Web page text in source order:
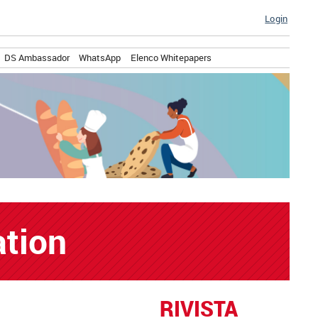
Login
DS Ambassador WhatsApp Elenco Whitepapers
RIVISTA